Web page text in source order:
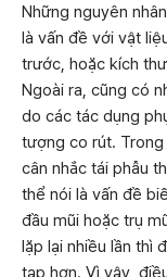
Những nguyên
là vấn đề với vật
trước, hoặc kích
Ngoài ra, cũng có
do các tác dụng
tượng co rút. Trong
cân nhắc tái phẫu
thể nói là vấn đề
đầu mũi hoặc trụ
lặp lại nhiều lần thì
tạp hơn. Vì vậy,